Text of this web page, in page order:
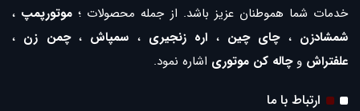
خدمات شما هموطنان عزیز باشد. از جمله محصولات ؛ موتورپمپ ،
شمشادزن ،چای چین ، اره زنجیری ، سمپاش ،چمن زن ،
علفتراش وچاله کن موتوری اشاره نمود.
ارتباط با ما